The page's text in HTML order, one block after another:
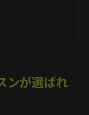
イベートレッス
スンの魅力とは
ルの魅力解説
ンが選ばれ